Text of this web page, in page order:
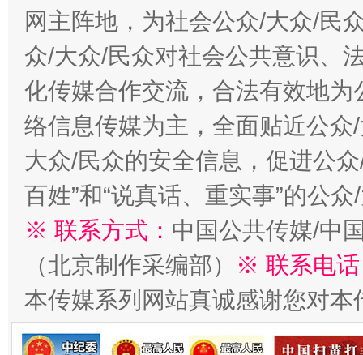
习近平的博鳌关键词
魏明亮
网主阵地，为社会公众/大众/民
众/大众/民众对社会公共意识、
化传媒合作交流，合法有效地
络信息传媒为主，全面贴近公
大众/民众的安全信息，促进公
百姓”和“说真话、重实事”的公
※ 联系方式： 中国公共传媒/中
（北京制作采编部）
※ 联系电
本传媒系列网站真诚感谢您对